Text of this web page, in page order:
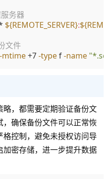
务器
${REMOTE_SERVER}:
文件
-mtime +7 -type f -name
，都需要定期验证备份文
确保备份文件可以正常恢
控制，避免未授权访问导
密存储，进一步提升数据